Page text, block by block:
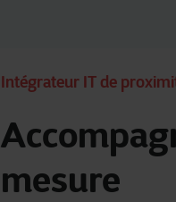
Intégrateur IT de
mesure